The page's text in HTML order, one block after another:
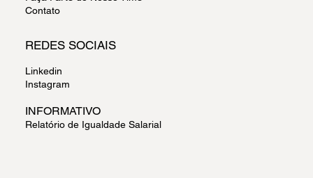
Contato
REDES SOCIAIS
Linkedin
Instagram
INFORMATIVO
Relatório de Igualdade Salarial